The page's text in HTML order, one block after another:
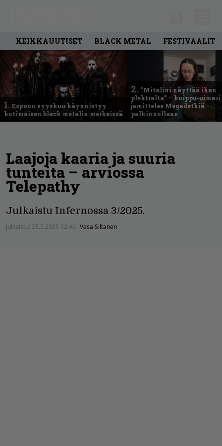
KEIKKAUUTISET BLACK METAL FESTIVAALIT
1. Espoon syyskuu käynnistyy
kotimaisen black metalin merkeissä
2. ”Mitalini näyttää ihan
plektralta” – huippu-uimari
jamittelee Megadethiä
palkinnollaan
Laajoja kaaria ja suuria
tunteita – arviossa
Telepathy
Julkaistu Infernossa 3/2025.
Julkaistu: 23.5.2025 12:40 Vesa Siltanen